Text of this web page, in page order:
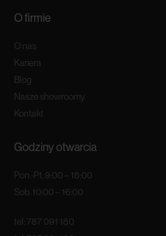
O firmie
O nas
Kariera
Blog
Nasze showroomy
Kontakt
Godziny otwarcia
Pon.-Pt. 9:00 – 18:00
Sob. 10:00 – 16:00
tel: 787 091 180